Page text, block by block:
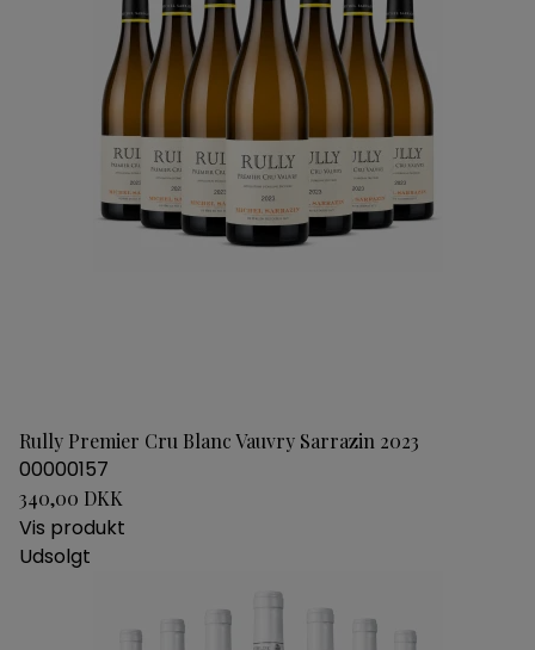
Rully Premier Cru Blanc Vauvry Sarrazin 2023
00000157
340,00 DKK
Vis produkt
Udsolgt